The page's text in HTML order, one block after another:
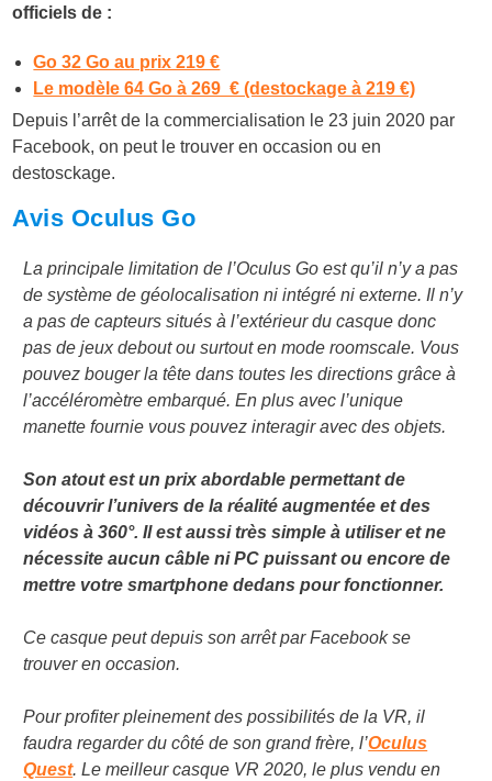
officiels de :
Go 32 Go au prix 219 €
Le modèle 64 Go à 269 € (destockage à 219 €)
Depuis l’arrêt de la commercialisation le 23 juin 2020 par
Facebook, on peut le trouver en occasion ou en
destosckage.
Avis Oculus Go
La principale limitation de l’Oculus Go est qu’il n’y a pas
de système de géolocalisation ni intégré ni externe. Il n’y
a pas de capteurs situés à l’extérieur du casque donc
pas de jeux debout ou surtout en mode roomscale. Vous
pouvez bouger la tête dans toutes les directions grâce à
l’accéléromètre embarqué. En plus avec l’unique
manette fournie vous pouvez interagir avec des objets.
Son atout est un prix abordable permettant de
découvrir l’univers de la réalité augmentée et des
vidéos à 360°. Il est aussi très simple à utiliser et ne
nécessite aucun câble ni PC puissant ou encore de
mettre votre smartphone dedans pour fonctionner.
Ce casque peut depuis son arrêt par Facebook se
trouver en occasion.
Pour profiter pleinement des possibilités de la VR, il
faudra regarder du côté de son grand frère, l’Oculus
Quest. Le meilleur casque VR 2020, le plus vendu en